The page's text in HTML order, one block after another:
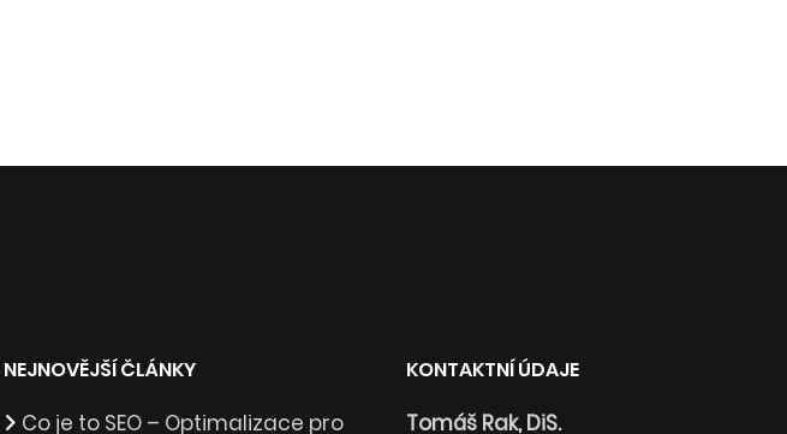
NEJNOVĚJŠÍ ČLÁNKY
Co je to SEO – Optimalizace pro
KONTAKTNÍ ÚDAJE
Tomáš Rak, DiS.